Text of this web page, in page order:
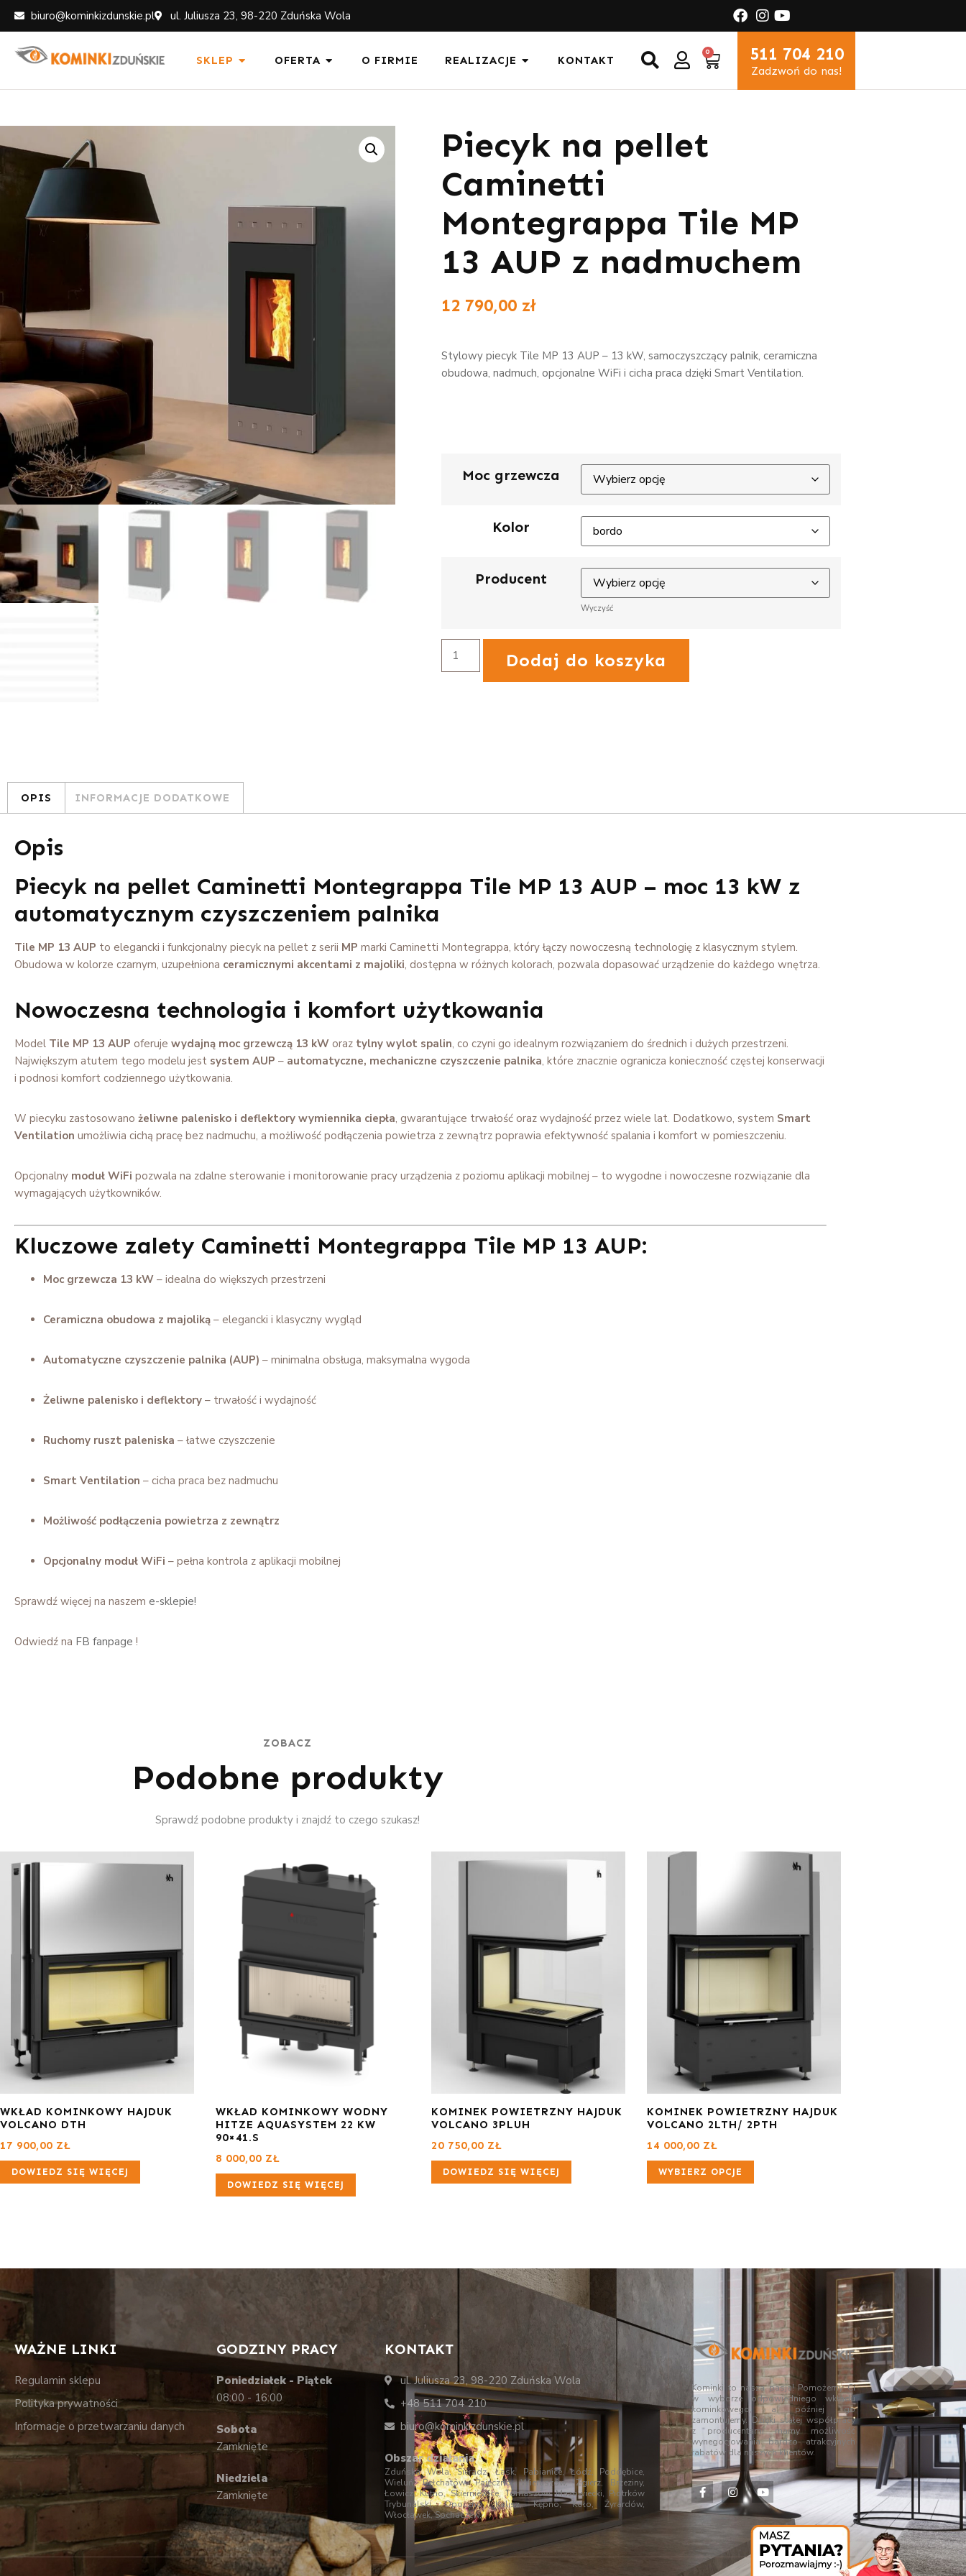
biuro@kominkizdunskie.pl ul. Juliusza 23, 98-220 Zduńska Wola
SKLEP OFERTA O FIRMIE REALIZACJE KONTAKT
0 511 704 210
Zadzwoń do nas!
Piecyk na pellet
Caminetti
Montegrappa Tile MP
13 AUP z nadmuchem
12 790,00 zł
Stylowy piecyk Tile MP 13 AUP – 13 kW, samoczyszczący palnik, ceramiczna
obudowa, nadmuch, opcjonalne WiFi i cicha praca dzięki Smart Ventilation.
Moc grzewcza
Kolor
Producent
Wyczyść
Dodaj do koszyka
OPIS INFORMACJE DODATKOWE
Opis
Piecyk na pellet Caminetti Montegrappa Tile MP 13 AUP – moc 13 kW z
automatycznym czyszczeniem palnika
Tile MP 13 AUP to elegancki i funkcjonalny piecyk na pellet z serii MP marki Caminetti Montegrappa, który łączy nowoczesną technologię z klasycznym stylem.
Obudowa w kolorze czarnym, uzupełniona ceramicznymi akcentami z majoliki, dostępna w różnych kolorach, pozwala dopasować urządzenie do każdego wnętrza.
Nowoczesna technologia i komfort użytkowania
Model Tile MP 13 AUP oferuje wydajną moc grzewczą 13 kW oraz tylny wylot spalin, co czyni go idealnym rozwiązaniem do średnich i dużych przestrzeni.
Największym atutem tego modelu jest system AUP – automatyczne, mechaniczne czyszczenie palnika, które znacznie ogranicza konieczność częstej konserwacji
i podnosi komfort codziennego użytkowania.
W piecyku zastosowano żeliwne palenisko i deflektory wymiennika ciepła, gwarantujące trwałość oraz wydajność przez wiele lat. Dodatkowo, system Smart
Ventilation umożliwia cichą pracę bez nadmuchu, a możliwość podłączenia powietrza z zewnątrz poprawia efektywność spalania i komfort w pomieszczeniu.
Opcjonalny moduł WiFi pozwala na zdalne sterowanie i monitorowanie pracy urządzenia z poziomu aplikacji mobilnej – to wygodne i nowoczesne rozwiązanie dla
wymagających użytkowników.
Kluczowe zalety Caminetti Montegrappa Tile MP 13 AUP:
Moc grzewcza 13 kW – idealna do większych przestrzeni
Ceramiczna obudowa z majoliką – elegancki i klasyczny wygląd
Automatyczne czyszczenie palnika (AUP) – minimalna obsługa, maksymalna wygoda
Żeliwne palenisko i deflektory – trwałość i wydajność
Ruchomy ruszt paleniska – łatwe czyszczenie
Smart Ventilation – cicha praca bez nadmuchu
Możliwość podłączenia powietrza z zewnątrz
Opcjonalny moduł WiFi – pełna kontrola z aplikacji mobilnej
Sprawdź więcej na naszem e-sklepie!
Odwiedź na FB fanpage !
ZOBACZ
Podobne produkty
Sprawdź podobne produkty i znajdź to czego szukasz!
WKŁAD KOMINKOWY HAJDUK
VOLCANO DTH
17 900,00 ZŁ
DOWIEDZ SIĘ WIĘCEJ
WKŁAD KOMINKOWY WODNY
HITZE AQUASYSTEM 22 KW
90×41.S
8 000,00 ZŁ
DOWIEDZ SIĘ WIĘCEJ
KOMINEK POWIETRZNY HAJDUK
VOLCANO 3PLUH
20 750,00 ZŁ
DOWIEDZ SIĘ WIĘCEJ
KOMINEK POWIETRZNY HAJDUK
VOLCANO 2LTH/ 2PTH
14 000,00 ZŁ
WYBIERZ OPCJE
WAŻNE LINKI
Regulamin sklepu
Polityka prywatności
Informacje o przetwarzaniu danych
GODZINY PRACY
Poniedziałek - Piątek
08:00 - 16:00
Sobota
Zamknięte
Niedziela
Zamknięte
KONTAKT
ul. Juliusza 23, 98-220 Zduńska Wola
+48 511 704 210
biuro@kominkizdunskie.pl
Obszar działania
Zduńska Wola, Sieradz, Łask, Pabianice, Łódź, Poddębice,
Wieluń, Bełchatów, Pajęczno, Wieruszów, Zgierz, Brzeziny,
Łowicz, Kutno, Skierniewice, Tomaszów Mazowiecki, Piotrków
Trybunalski, Opoczno, Kalisz, Kępno, Koło, Żyrardów,
Włocławek, Sochaczew.
Kominki to nasza pasja! Pomożemy Ci
w wyborze odpowiedniego wkładu
kominkowego, a później go
zamontujemy. Dzięki stałej współpracy
z producentami mamy możliwość
wynegocjowania bardzo atrakcyjnych
rabatów dla naszych klientów.
SKORZYSTAJ Z RAT 0%
Twój wymarzony kominek – teraz w wygodnych
ratach z Comfino! W ratach oferujemy:
Montaż kominka
wraz z materiałem
z e-sklepu
Skorzystaj już dziś i ciesz się ciepłem nowego